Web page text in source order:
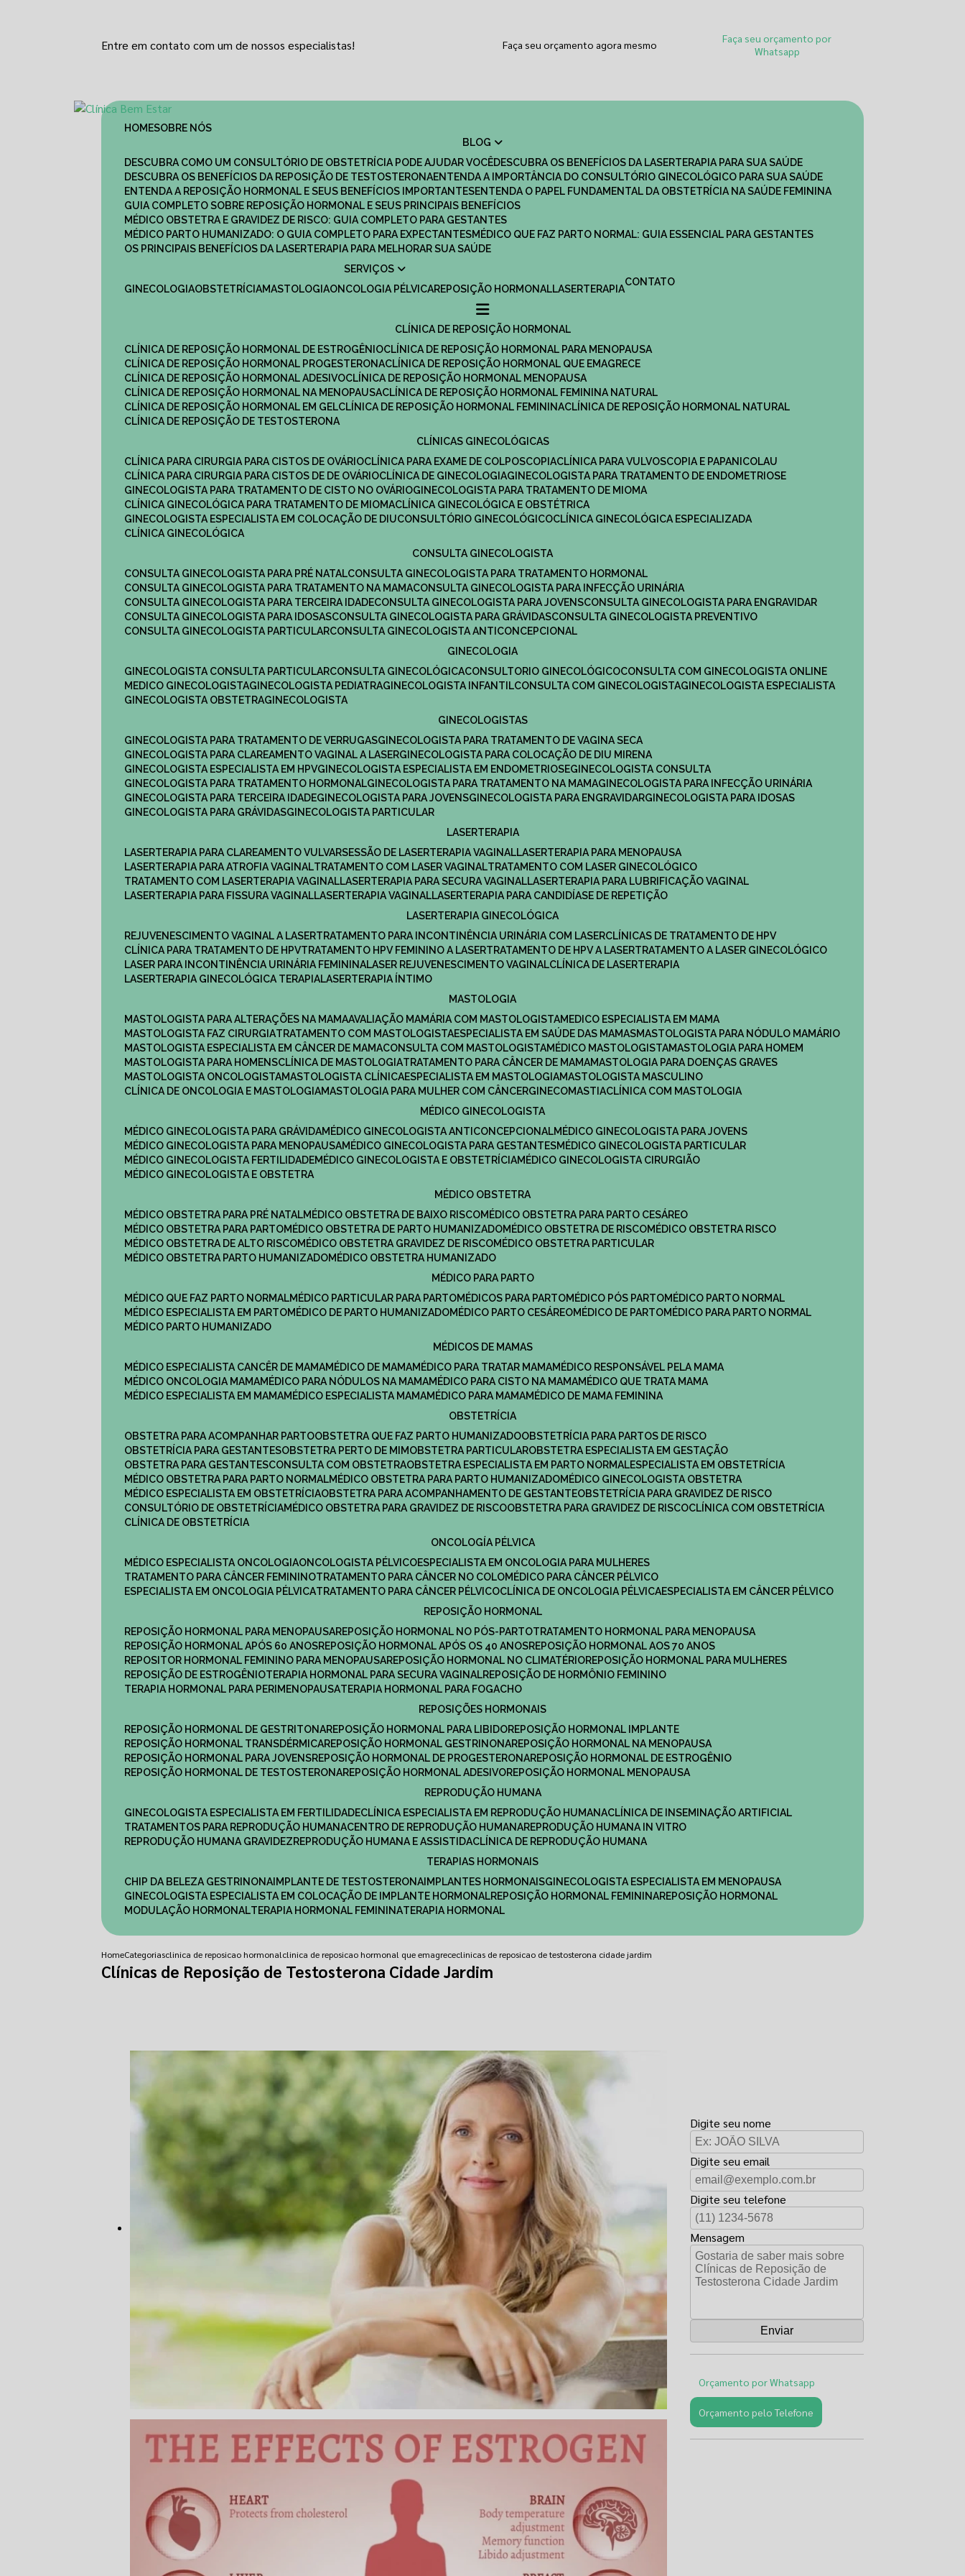
Entre em contato com um de nossos especialistas! Faça seu orçamento agora mesmo
Faça seu orçamento por
Whatsapp
HOME
SOBRE NÓS
BLOG
DESCUBRA COMO UM CONSULTÓRIO DE OBSTETRÍCIA PODE AJUDAR VOCÊ
DESCUBRA OS BENEFÍCIOS DA LASERTERAPIA PARA SUA SAÚDE
DESCUBRA OS BENEFÍCIOS DA REPOSIÇÃO DE TESTOSTERONA
ENTENDA A IMPORTÂNCIA DO CONSULTÓRIO GINECOLÓGICO PARA SUA SAÚDE
ENTENDA A REPOSIÇÃO HORMONAL E SEUS BENEFÍCIOS IMPORTANTES
ENTENDA O PAPEL FUNDAMENTAL DA OBSTETRÍCIA NA SAÚDE FEMININA
GUIA COMPLETO SOBRE REPOSIÇÃO HORMONAL E SEUS PRINCIPAIS BENEFÍCIOS
MÉDICO OBSTETRA E GRAVIDEZ DE RISCO: GUIA COMPLETO PARA GESTANTES
MÉDICO PARTO HUMANIZADO: O GUIA COMPLETO PARA EXPECTANTES
MÉDICO QUE FAZ PARTO NORMAL: GUIA ESSENCIAL PARA GESTANTES
OS PRINCIPAIS BENEFÍCIOS DA LASERTERAPIA PARA MELHORAR SUA SAÚDE
SERVIÇOS
GINECOLOGIA
OBSTETRÍCIA MASTOLOGIA ONCOLOGIA PÉLVICA REPOSIÇÃO HORMONAL LASERTERAPIA
CONTATO
CLÍNICA DE REPOSIÇÃO HORMONAL
CLÍNICA DE REPOSIÇÃO HORMONAL DE ESTROGÊNIO
CLÍNICA DE REPOSIÇÃO HORMONAL PARA MENOPAUSA
CLÍNICA DE REPOSIÇÃO HORMONAL PROGESTERONA
CLÍNICA DE REPOSIÇÃO HORMONAL QUE EMAGRECE
CLÍNICA DE REPOSIÇÃO HORMONAL ADESIVO
CLÍNICA DE REPOSIÇÃO HORMONAL MENOPAUSA
CLÍNICA DE REPOSIÇÃO HORMONAL NA MENOPAUSA
CLÍNICA DE REPOSIÇÃO HORMONAL FEMININA NATURAL
CLÍNICA DE REPOSIÇÃO HORMONAL EM GEL
CLÍNICA DE REPOSIÇÃO HORMONAL FEMININA
CLÍNICA DE REPOSIÇÃO HORMONAL NATURAL
CLÍNICA DE REPOSIÇÃO DE TESTOSTERONA
CLÍNICAS GINECOLÓGICAS
CLÍNICA PARA CIRURGIA PARA CISTOS DE OVÁRIO
CLÍNICA PARA EXAME DE COLPOSCOPIA
CLÍNICA PARA VULVOSCOPIA E PAPANICOLAU
CLÍNICA PARA CIRURGIA PARA CISTOS DE DE OVÁRIO
CLÍNICA DE GINECOLOGIA
GINECOLOGISTA PARA TRATAMENTO DE ENDOMETRIOSE
GINECOLOGISTA PARA TRATAMENTO DE CISTO NO OVÁRIO
GINECOLOGISTA PARA TRATAMENTO DE MIOMA
CLÍNICA GINECOLÓGICA PARA TRATAMENTO DE MIOMA
CLÍNICA GINECOLÓGICA E OBSTÉTRICA
GINECOLOGISTA ESPECIALISTA EM COLOCAÇÃO DE DIU
CONSULTÓRIO GINECOLÓGICO
CLÍNICA GINECOLÓGICA ESPECIALIZADA
CLÍNICA GINECOLÓGICA
CONSULTA GINECOLOGISTA
CONSULTA GINECOLOGISTA PARA PRÉ NATAL
CONSULTA GINECOLOGISTA PARA TRATAMENTO HORMONAL
CONSULTA GINECOLOGISTA PARA TRATAMENTO NA MAMA
CONSULTA GINECOLOGISTA PARA INFECÇÃO URINÁRIA
CONSULTA GINECOLOGISTA PARA TERCEIRA IDADE
CONSULTA GINECOLOGISTA PARA JOVENS
CONSULTA GINECOLOGISTA PARA ENGRAVIDAR
CONSULTA GINECOLOGISTA PARA IDOSAS
CONSULTA GINECOLOGISTA PARA GRÁVIDAS
CONSULTA GINECOLOGISTA PREVENTIVO
CONSULTA GINECOLOGISTA PARTICULAR
CONSULTA GINECOLOGISTA ANTICONCEPCIONAL
GINECOLOGIA
GINECOLOGISTA CONSULTA PARTICULAR​
CONSULTA GINECOLÓGICA​ CONSULTORIO GINECOLÓGICO​
CONSULTA COM GINECOLOGISTA ONLINE​
MEDICO GINECOLOGISTA​
GINECOLOGISTA PEDIATRA​ GINECOLOGISTA INFANTIL​ CONSULTA COM GINECOLOGISTA​
GINECOLOGISTA ESPECIALISTA
GINECOLOGISTA OBSTETRA​
GINECOLOGISTA
GINECOLOGISTAS
GINECOLOGISTA PARA TRATAMENTO DE VERRUGAS
GINECOLOGISTA PARA TRATAMENTO DE VAGINA SECA
GINECOLOGISTA PARA CLAREAMENTO VAGINAL A LASER
GINECOLOGISTA PARA COLOCAÇÃO DE DIU MIRENA
GINECOLOGISTA ESPECIALISTA EM HPV
GINECOLOGISTA ESPECIALISTA EM ENDOMETRIOSE
GINECOLOGISTA CONSULTA
GINECOLOGISTA PARA TRATAMENTO HORMONAL
GINECOLOGISTA PARA TRATAMENTO NA MAMA
GINECOLOGISTA PARA INFECÇÃO URINÁRIA
GINECOLOGISTA PARA TERCEIRA IDADE
GINECOLOGISTA PARA JOVENS GINECOLOGISTA PARA ENGRAVIDAR
GINECOLOGISTA PARA IDOSAS
GINECOLOGISTA PARA GRÁVIDAS
GINECOLOGISTA PARTICULAR
LASERTERAPIA
LASERTERAPIA PARA CLAREAMENTO VULVAR
SESSÃO DE LASERTERAPIA​ VAGINAL LASERTERAPIA PARA MENOPAUSA
LASERTERAPIA PARA ATROFIA VAGINAL
TRATAMENTO COM LASER VAGINAL
TRATAMENTO COM LASER GINECOLÓGICO
TRATAMENTO COM LASERTERAPIA​ VAGINAL LASERTERAPIA PARA SECURA VAGINAL​ LASERTERAPIA PARA LUBRIFICAÇÃO VAGINAL​
LASERTERAPIA PARA FISSURA VAGINAL​ LASERTERAPIA VAGINAL​ LASERTERAPIA PARA CANDIDÍASE DE REPETIÇÃO
LASERTERAPIA GINECOLÓGICA
REJUVENESCIMENTO VAGINAL A LASER
TRATAMENTO PARA INCONTINÊNCIA URINÁRIA COM LASER
CLÍNICAS DE TRATAMENTO DE HPV
CLÍNICA PARA TRATAMENTO DE HPV
TRATAMENTO HPV FEMININO A LASER TRATAMENTO DE HPV A LASER
TRATAMENTO A LASER GINECOLÓGICO
LASER PARA INCONTINÊNCIA URINÁRIA FEMININA LASER REJUVENESCIMENTO VAGINAL
CLÍNICA DE LASERTERAPIA
LASERTERAPIA GINECOLÓGICA TERAPIA LASERTERAPIA ÍNTIMO
MASTOLOGIA
MASTOLOGISTA PARA ALTERAÇÕES NA MAMA AVALIAÇÃO MAMÁRIA COM MASTOLOGISTA
MEDICO ESPECIALISTA EM MAMA​
MASTOLOGISTA FAZ CIRURGIA
TRATAMENTO COM MASTOLOGISTA ESPECIALISTA EM SAÚDE DAS MAMAS
MASTOLOGISTA PARA NÓDULO MAMÁRIO
MASTOLOGISTA ESPECIALISTA EM CÂNCER DE MAMA
CONSULTA COM MASTOLOGISTA MÉDICO MASTOLOGISTA
MASTOLOGIA PARA HOMEM
MASTOLOGISTA PARA HOMENS
CLÍNICA DE MASTOLOGIA TRATAMENTO PARA CÂNCER DE MAMA
MASTOLOGIA PARA DOENÇAS GRAVES
MASTOLOGISTA ONCOLOGISTA
MASTOLOGISTA CLÍNICA ESPECIALISTA EM MASTOLOGIA
MASTOLOGISTA MASCULINO
CLÍNICA DE ONCOLOGIA E MASTOLOGIA
MASTOLOGIA PARA MULHER COM CÂNCER GINECOMASTIA
CLÍNICA COM MASTOLOGIA
MÉDICO GINECOLOGISTA
MÉDICO GINECOLOGISTA PARA GRÁVIDA
MÉDICO GINECOLOGISTA ANTICONCEPCIONAL
MÉDICO GINECOLOGISTA PARA JOVENS
MÉDICO GINECOLOGISTA PARA MENOPAUSA
MÉDICO GINECOLOGISTA PARA GESTANTES
MÉDICO GINECOLOGISTA PARTICULAR
MÉDICO GINECOLOGISTA FERTILIDADE
MÉDICO GINECOLOGISTA E OBSTETRÍCIA
MÉDICO GINECOLOGISTA CIRURGIÃO
MÉDICO GINECOLOGISTA E OBSTETRA
MÉDICO OBSTETRA
MÉDICO OBSTETRA PARA PRÉ NATAL
MÉDICO OBSTETRA DE BAIXO RISCO
MÉDICO OBSTETRA PARA PARTO CESÁREO
MÉDICO OBSTETRA PARA PARTO
MÉDICO OBSTETRA DE PARTO HUMANIZADO MÉDICO OBSTETRA DE RISCO
MÉDICO OBSTETRA RISCO
MÉDICO OBSTETRA DE ALTO RISCO
MÉDICO OBSTETRA GRAVIDEZ DE RISCO
MÉDICO OBSTETRA PARTICULAR
MÉDICO OBSTETRA PARTO HUMANIZADO
MÉDICO OBSTETRA HUMANIZADO
MÉDICO PARA PARTO
MÉDICO QUE FAZ PARTO NORMAL
MÉDICO PARTICULAR PARA PARTO MÉDICOS PARA PARTO MÉDICO PÓS PARTO
MÉDICO PARTO NORMAL
MÉDICO ESPECIALISTA EM PARTO
MÉDICO DE PARTO HUMANIZADO MÉDICO PARTO CESÁREO MÉDICO DE PARTO
MÉDICO PARA PARTO NORMAL
MÉDICO PARTO HUMANIZADO
MÉDICOS DE MAMAS
MÉDICO ESPECIALISTA CANCÊR DE MAMA
MÉDICO DE MAMA MÉDICO PARA TRATAR MAMA
MÉDICO RESPONSÁVEL PELA MAMA
MÉDICO ONCOLOGIA MAMA
MÉDICO PARA NÓDULOS NA MAMA MÉDICO PARA CISTO NA MAMA
MÉDICO QUE TRATA MAMA
MÉDICO ESPECIALISTA EM MAMA
MÉDICO ESPECIALISTA MAMA MÉDICO PARA MAMA
MÉDICO DE MAMA FEMININA
OBSTETRÍCIA
OBSTETRA PARA ACOMPANHAR PARTO
OBSTETRA QUE FAZ PARTO HUMANIZADO
OBSTETRÍCIA PARA PARTOS DE RISCO
OBSTETRÍCIA PARA GESTANTES
OBSTETRA PERTO DE MIM OBSTETRA PARTICULAR
OBSTETRA ESPECIALISTA EM GESTAÇÃO
OBSTETRA PARA GESTANTES
CONSULTA COM OBSTETRA OBSTETRA ESPECIALISTA EM PARTO NORMAL ESPECIALISTA EM OBSTETRÍCIA
MÉDICO OBSTETRA PARA PARTO NORMAL
MÉDICO OBSTETRA PARA PARTO HUMANIZADO
MÉDICO GINECOLOGISTA OBSTETRA
MÉDICO ESPECIALISTA EM OBSTETRÍCIA
OBSTETRA PARA ACOMPANHAMENTO DE GESTANTE
OBSTETRÍCIA PARA GRAVIDEZ DE RISCO
CONSULTÓRIO DE OBSTETRÍCIA
MÉDICO OBSTETRA PARA GRAVIDEZ DE RISCO OBSTETRA PARA GRAVIDEZ DE RISCO
CLÍNICA COM OBSTETRÍCIA
CLÍNICA DE OBSTETRÍCIA
ONCOLOGÍA PÉLVICA
MÉDICO ESPECIALISTA ONCOLOGIA
ONCOLOGISTA PÉLVICO ESPECIALISTA EM ONCOLOGIA PARA MULHERES
TRATAMENTO PARA CÂNCER FEMININO
TRATAMENTO PARA CÂNCER NO COLO
MÉDICO PARA CÂNCER PÉLVICO
ESPECIALISTA EM ONCOLOGIA PÉLVICA
TRATAMENTO PARA CÂNCER PÉLVICO CLÍNICA DE ONCOLOGIA PÉLVICA ESPECIALISTA EM CÂNCER PÉLVICO
REPOSIÇÃO HORMONAL
REPOSIÇÃO HORMONAL PARA MENOPAUSA
REPOSIÇÃO HORMONAL NO PÓS-PARTO
TRATAMENTO HORMONAL PARA MENOPAUSA
REPOSIÇÃO HORMONAL APÓS 60 ANOS
REPOSIÇÃO HORMONAL APÓS OS 40 ANOS
REPOSIÇÃO HORMONAL AOS 70 ANOS
REPOSITOR HORMONAL FEMININO PARA MENOPAUSA
REPOSIÇÃO HORMONAL NO CLIMATÉRIO
REPOSIÇÃO HORMONAL PARA MULHERES
REPOSIÇÃO DE ESTROGÊNIO
TERAPIA HORMONAL PARA SECURA VAGINAL
REPOSIÇÃO DE HORMÔNIO FEMININO
TERAPIA HORMONAL PARA PERIMENOPAUSA
TERAPIA HORMONAL PARA FOGACHO
REPOSIÇÕES HORMONAIS
REPOSIÇÃO HORMONAL DE GESTRITONA
REPOSIÇÃO HORMONAL PARA LIBIDO
REPOSIÇÃO HORMONAL IMPLANTE
REPOSIÇÃO HORMONAL TRANSDÉRMICA
REPOSIÇÃO HORMONAL GESTRINONA
REPOSIÇÃO HORMONAL NA MENOPAUSA
REPOSIÇÃO HORMONAL PARA JOVENS
REPOSIÇÃO HORMONAL DE PROGESTERONA
REPOSIÇÃO HORMONAL DE ESTROGÊNIO
REPOSIÇÃO HORMONAL DE TESTOSTERONA
REPOSIÇÃO HORMONAL ADESIVO
REPOSIÇÃO HORMONAL MENOPAUSA
REPRODUÇÃO HUMANA
GINECOLOGISTA ESPECIALISTA EM FERTILIDADE
CLÍNICA ESPECIALISTA EM REPRODUÇÃO HUMANA
CLÍNICA DE INSEMINAÇÃO ARTIFICIAL
TRATAMENTOS PARA REPRODUÇÃO HUMANA
CENTRO DE REPRODUÇÃO HUMANA
REPRODUÇÃO HUMANA IN VITRO
REPRODUÇÃO HUMANA GRAVIDEZ
REPRODUÇÃO HUMANA E ASSISTIDA
CLÍNICA DE REPRODUÇÃO HUMANA
TERAPIAS HORMONAIS
CHIP DA BELEZA GESTRINONA IMPLANTE DE TESTOSTERONA IMPLANTES HORMONAIS
GINECOLOGISTA ESPECIALISTA EM MENOPAUSA
GINECOLOGISTA ESPECIALISTA EM COLOCAÇÃO DE IMPLANTE HORMONAL
REPOSIÇÃO HORMONAL FEMININA
REPOSIÇÃO HORMONAL
MODULAÇÃO HORMONAL
TERAPIA HORMONAL FEMININA TERAPIA HORMONAL
HomeCategoriasclinica de reposicao hormonalclinica de reposicao hormonal que emagrececlinicas de reposicao de testosterona cidade jardim
Clínicas de Reposição de Testosterona Cidade Jardim
Digite seu nome
Digite seu email
Digite seu telefone
Mensagem
Orçamento por Whatsapp
Orçamento pelo Telefone